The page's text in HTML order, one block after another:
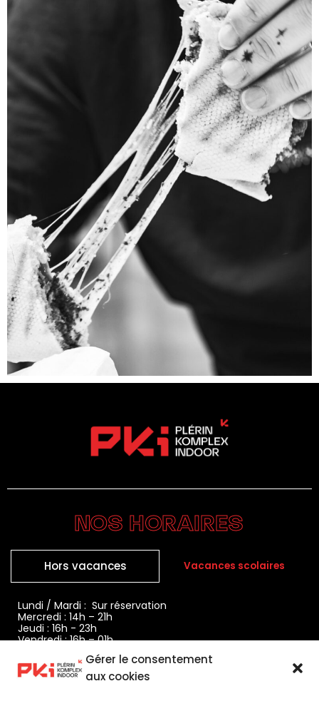
Gérer le consentement
aux cookies
NOS HORAIRES
Hors vacances Vacances scolaires
Lundi / Mardi : Sur réservation
Mercredi : 14h – 21h
Jeudi : 16h - 23h
Vendredi : 16h – 01h
Samedi : 14h – 01h
Dimanche : 14h – 19h